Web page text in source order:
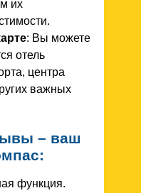
их
: Вы можете
отель
центра
важных
– ваш
функция.